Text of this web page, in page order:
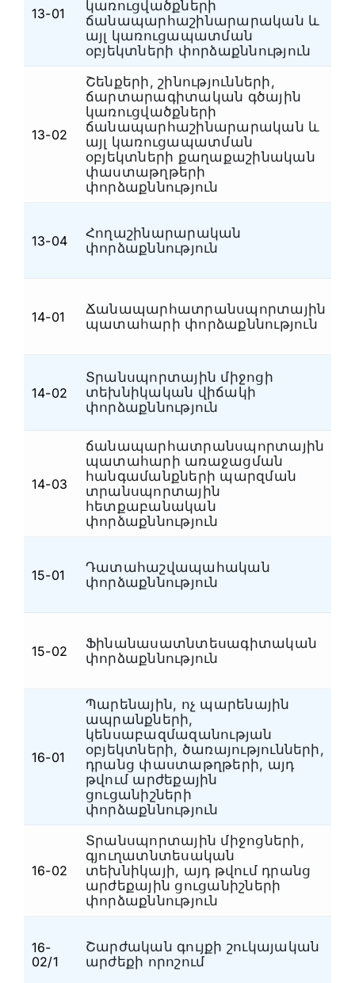
13-01
կառուցվածքների
ճանապարհաշինարարական և
այլ կառուցապատման
օբյեկտների փորձաքննություն
13-02
Շենքերի, շինությունների,
ճարտարագիտական գծային
կառուցվածքների
ճանապարհաշինարարական և
այլ կառուցապատման
օբյեկտների քաղաքաշինական
փաստաթղթերի
փորձաքննություն
13-04
Հողաշինարարական
փորձաքննություն
14-01
Ճանապարհատրանսպորտային
պատահարի փորձաքննություն
14-02
Տրանսպորտային միջոցի
տեխնիկական վիճակի
փորձաքննություն
14-03
ճանապարհատրանսպորտային
պատահարի առաջացման
հանգամանքների պարզման
տրանսպորտային
հետքաբանական
փորձաքննություն
15-01
Դատահաշվապահական
փորձաքննություն
15-02
Ֆինանասատնտեսագիտական
փորձաքննություն
16-01
Պարենային, ոչ պարենային
ապրանքների,
կենսաբազմազանության
օբյեկտների, ծառայությունների,
դրանց փաստաթղթերի, այդ
թվում արժեքային
ցուցանիշների
փորձաքննություն
16-02
Տրանսպորտային միջոցների,
գյուղատնտեսական
տեխնիկայի, այդ թվում դրանց
արժեքային ցուցանիշների
փորձաքննություն
16-
02/1
Շարժական գույքի շուկայական
արժեքի որոշում